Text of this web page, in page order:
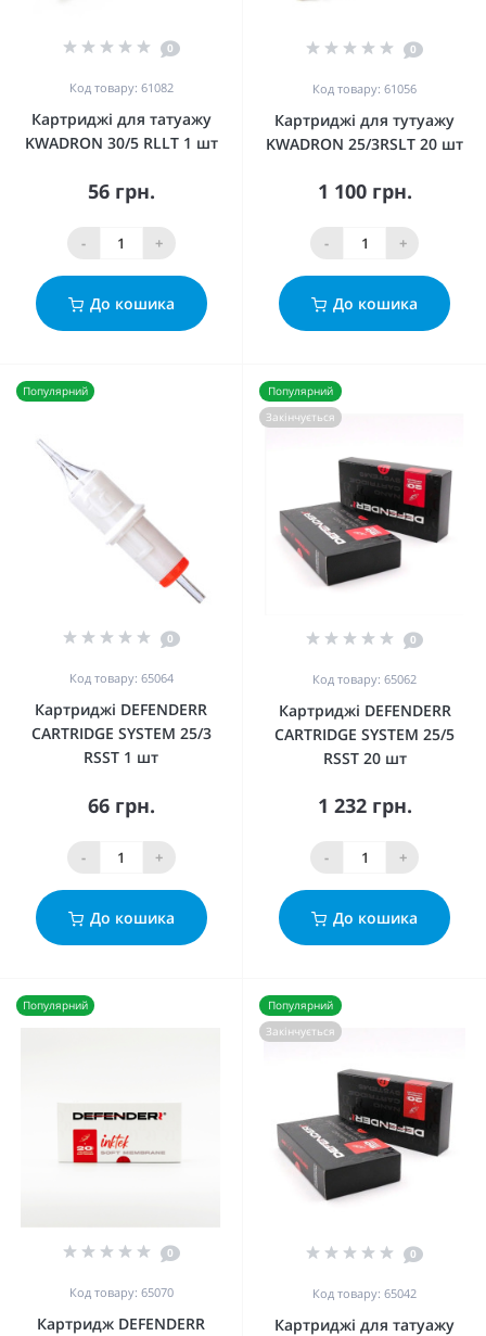
0
Код товару: 61082
Картриджі для татуажу
KWADRON 30/5 RLLT 1 шт
56 грн.
- +
До кошика
0
Код товару: 61056
Картриджі для тутуажу
KWADRON 25/3RSLT 20 шт
1 100 грн.
- +
До кошика
Популярний
0
Код товару: 65064
Картриджі DEFENDERR
CARTRIDGE SYSTEM 25/3
RSST 1 шт
66 грн.
- +
До кошика
Популярний
Закінчується
0
Код товару: 65062
Картриджі DEFENDERR
CARTRIDGE SYSTEM 25/5
RSST 20 шт
1 232 грн.
- +
До кошика
Популярний
0
Код товару: 65070
Картридж DEFENDERR
Популярний
Закінчується
0
Код товару: 65042
Картриджі для татуажу